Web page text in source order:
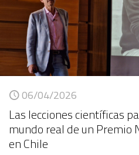
06/04/2026
Las lecciones científicas
mundo real de un Premio
en Chile